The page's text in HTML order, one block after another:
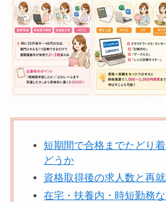
短期間で合格までたどり
どうか
資格取得後の求人数と再
在宅・扶養内・時短勤務